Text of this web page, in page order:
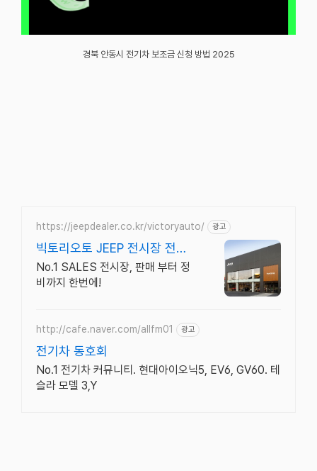
경북 안동시 전기차 보조금 신청 방법 2025
https://jeepdealer.co.kr/victoryauto/ 광고
빅토리오토 JEEP 전시장 전차
종 시승가능,친절한 상담
No.1 SALES 전시장, 판매 부터 정
비까지 한번에!
http://cafe.naver.com/allfm01 광고
전기차 동호회
No.1 전기차 커뮤니티. 현대아이오닉5, EV6, GV60. 테
슬라 모델 3,Y